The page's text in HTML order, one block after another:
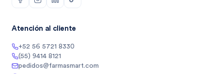
Atención al cliente
+52 56 5721 8330
(55) 9414 8121
pedidos@farmasmart.com